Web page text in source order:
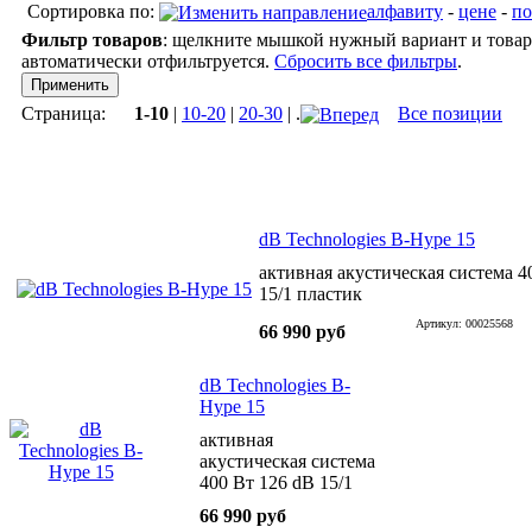
Сортировка по: алфавиту - цене -
Фильтр товаров: щелкните мышкой нужный вариант и товар
автоматически отфильтруется. Сбросить все фильтры.
Страница: 1-10 | 10-20 | 20-30 | . Все позиции
dB Technologies B-Hype 15
активная акустическая система
15/1 пластик
66 990 руб
Артикул: 00025568
dB Technologies B-
Hype 15
активная
акустическая система
400 Вт 126 dB 15/1
66 990 руб